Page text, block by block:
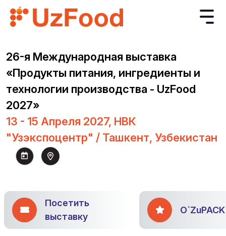
26-я Международная выставка
«Продукты питания, ингредиенты и
технологии производства - UzFood
2027»
13 - 15 Апреля 2027, НВК
"Узэкспоцентр" / Ташкент, Узбекистан
Посетить
выставку
O`ZuPACK